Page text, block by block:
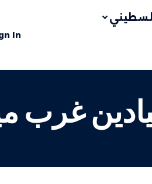
In
غرب